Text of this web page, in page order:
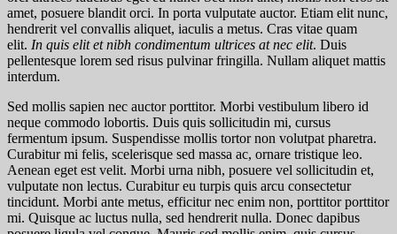
amet, posuere blandit orci. In porta vulputate auctor. Etiam elit nunc,
hendrerit vel convallis aliquet, iaculis a metus. Cras vitae quam
elit. In quis elit et nibh condimentum ultrices at nec elit. Duis
pellentesque lorem sed risus pulvinar fringilla. Nullam aliquet mattis
interdum.
Sed mollis sapien nec auctor porttitor. Morbi vestibulum libero id
neque commodo lobortis. Duis quis sollicitudin mi, cursus
fermentum ipsum. Suspendisse mollis tortor non volutpat pharetra.
Curabitur mi felis, scelerisque sed massa ac, ornare tristique leo.
Aenean eget est velit. Morbi urna nibh, posuere vel sollicitudin et,
vulputate non lectus. Curabitur eu turpis quis arcu consectetur
tincidunt. Morbi ante metus, efficitur nec enim non, porttitor porttitor
mi. Quisque ac luctus nulla, sed hendrerit nulla. Donec dapibus